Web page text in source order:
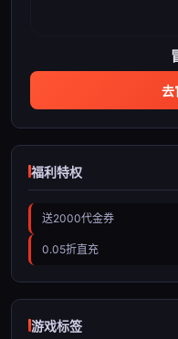
去
福利特权
送2000代金券
0.05折直充
游戏标签